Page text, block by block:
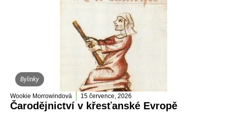
Bylinky
Wookie Morrowindová 15 července, 2026
Čarodějnictví v křesťanské Evropě